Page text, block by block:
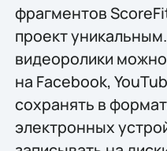
фрагментов
проект
видеоролики
на Facebook,
сохранять в
электронных